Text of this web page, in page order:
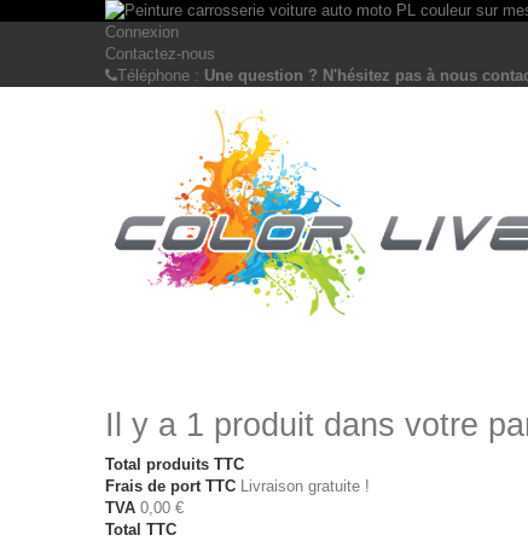
Connexion
Contactez-nous
Téléphone : Une question ? N'hésitez pas à nous
Il y a 1 produit dans votre
Total produits TTC
Frais de port TTC Livraison gratuite !
TVA 0,00 €
Total TTC